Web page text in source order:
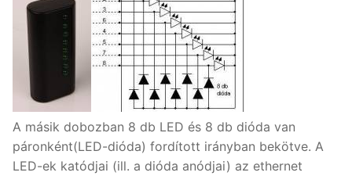
A másik dobozban 8 db LED és 8 db dióda van
páronként(LED-dióda) fordított irányban bekötve. A
LED-ek katódjai (ill. a dióda anódjai) az ethernet